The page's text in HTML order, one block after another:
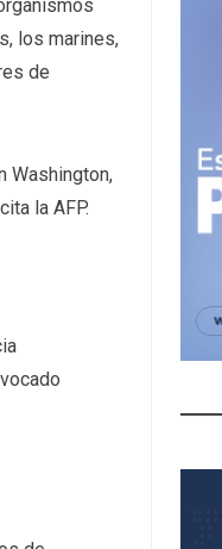
los marines,
de
Washington,
la AFP.